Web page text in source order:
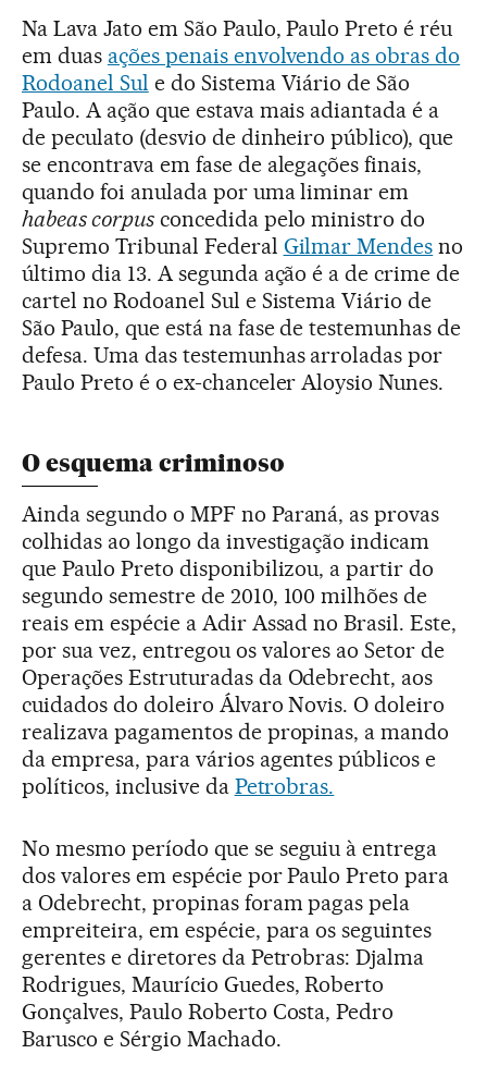
Na Lava Jato em São Paulo, Paulo Preto é réu
em duas ações penais envolvendo as obras do
Rodoanel Sul e do Sistema Viário de São
Paulo. A ação que estava mais adiantada é a
de peculato (desvio de dinheiro público), que
se encontrava em fase de alegações finais,
quando foi anulada por uma liminar em
habeas corpusconcedida pelo ministro do
Supremo Tribunal Federal Gilmar Mendes no
último dia 13. A segunda ação é a de crime de
cartel no Rodoanel Sul e Sistema Viário de
São Paulo, que está na fase de testemunhas de
defesa. Uma das testemunhas arroladas por
Paulo Preto é o ex-chanceler Aloysio Nunes.
O esquema criminoso
Ainda segundo o MPF no Paraná, as provas
colhidas ao longo da investigação indicam
que Paulo Preto disponibilizou, a partir do
segundo semestre de 2010, 100 milhões de
reais em espécie a Adir Assad no Brasil. Este,
por sua vez, entregou os valores ao Setor de
Operações Estruturadas da Odebrecht, aos
cuidados do doleiro Álvaro Novis. O doleiro
realizava pagamentos de propinas, a mando
da empresa, para vários agentes públicos e
políticos, inclusive da Petrobras.
No mesmo período que se seguiu à entrega
dos valores em espécie por Paulo Preto para
a Odebrecht, propinas foram pagas pela
empreiteira, em espécie, para os seguintes
gerentes e diretores da Petrobras: Djalma
Rodrigues, Maurício Guedes, Roberto
Gonçalves, Paulo Roberto Costa, Pedro
Barusco e Sérgio Machado.